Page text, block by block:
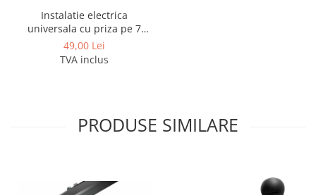
Instalatie electrica
universala cu priza pe 7
pini
49,00 Lei
TVA inclus
PRODUSE SIMILARE